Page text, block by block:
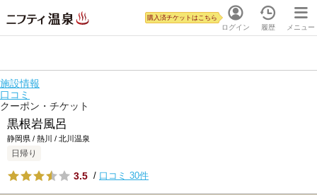
ログイン
購入済チケットはこちら
履歴 メニュー
施設情報
口コミ
クーポン・チケット
黒根岩風呂
静岡県 / 熱川 / 北川温泉
日帰り
3.5 / 口コミ 30件